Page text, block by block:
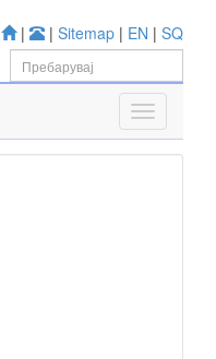
| | Sitemap | EN | SQ